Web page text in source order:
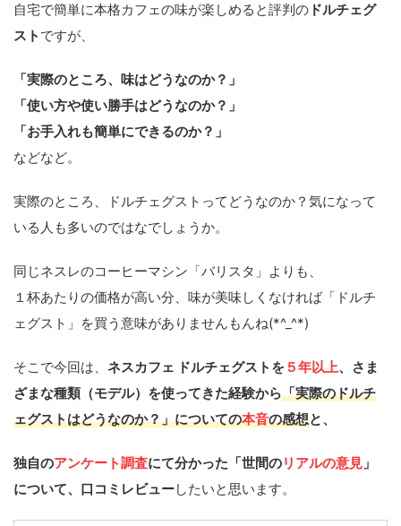
自宅で簡単に本格カフェの味が楽しめると評判の ドルチェグ
スト ですが、
「実際のところ、味はどうなのか？」
「使い方や使い勝手はどうなのか？」
「お手入れも簡単にできるのか？」
などなど。
実際のところ、ドルチェグストってどうなのか？気になって
いる人も多いのではなでしょうか。
同じネスレのコーヒーマシン「バリスタ」よりも、
１杯あたりの価格が高い分、味が美味しくなければ「ドルチ
ェグスト」を買う意味がありませんもんね(*^_^*)
そこで今回は、 ネスカフェ ドルチェグストを５年以上、さま
ざまな種類（モデル）を使ってきた経験から「実際のドルチ
ェグストはどうなのか？」についての本音の感想と、
独自のアンケート調査にて分かった「世間のリアルの意見 」
について、口コミレビューしたいと思います。